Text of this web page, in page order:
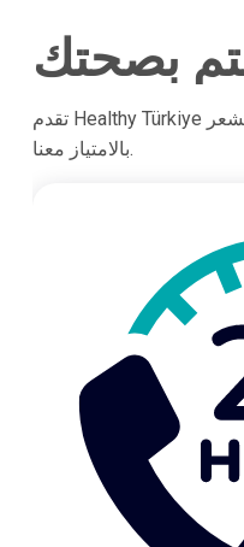
بصحتك
تقدم Healthy Türkiye الأفضل لصحتك وراحتك. ستشعر
بالامتياز معنا.